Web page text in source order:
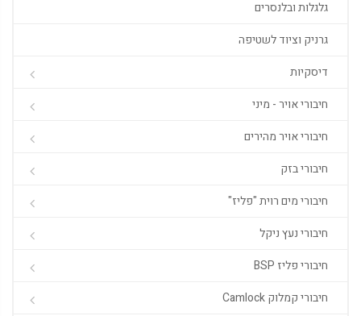
גלגלות ובלנסרים
גרניק וציוד לשטיפה
דיסקיות
חיבורי אויר - מיני
חיבורי אויר מהירים
חיבורי בזק
חיבורי מים רוית "פליז"
חיבורי נעץ ניקל
חיבורי פליז BSP
חיבורי קמלוק Camlock